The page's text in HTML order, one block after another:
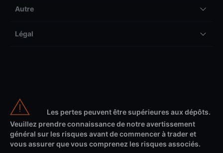
Autre
Légal
Les pertes peuvent être supérieures aux dépôts.
Veuillez prendre connaissance de notre avertissement
général sur les risques avant de commencer à trader et
vous assurer que vous comprenez les risques associés.